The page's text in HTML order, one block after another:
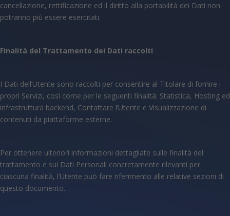
cancellazione, rettificazione ed il diritto alla portabilità dei Dati non
potranno più essere esercitati.
Finalità del Trattamento dei Dati raccolti
I Dati dell’Utente sono raccolti per consentire al Titolare di fornire i
propri Servizi, così come per le seguenti finalità: Statistica, Hosting ed
infrastruttura backend, Contattare l’Utente e Visualizzazione di
contenuti da piattaforme esterne.
Per ottenere ulteriori informazioni dettagliate sulle finalità del
trattamento e sui Dati Personali concretamente rilevanti per
ciascuna finalità, l’Utente può fare riferimento alle relative sezioni di
questo documento.